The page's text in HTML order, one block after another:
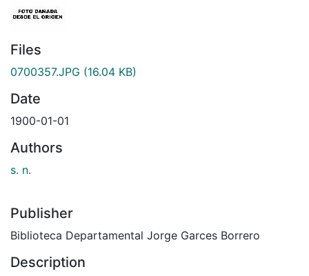
Files
0700357.JPG (16.04 KB)
Date
1900-01-01
Authors
s. n.
Publisher
Biblioteca Departamental Jorge Garces Borrero
Description